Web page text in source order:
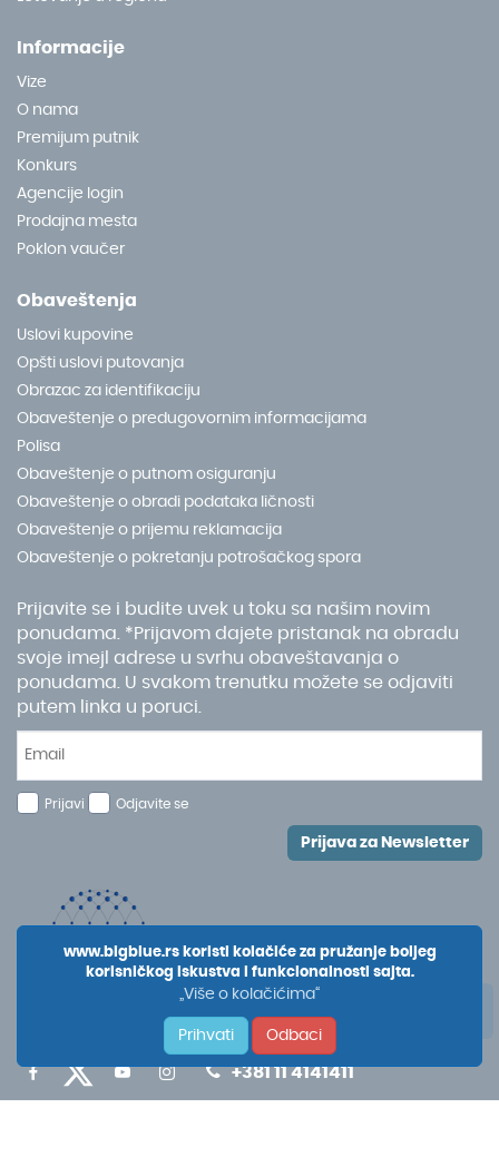
Informacije
Vize
O nama
Premijum putnik
Konkurs
Agencije login
Prodajna mesta
Poklon vaučer
Obaveštenja
Uslovi kupovine
Opšti uslovi putovanja
Obrazac za identifikaciju
Obaveštenje o predugovornim informacijama
Polisa
Obaveštenje o putnom osiguranju
Obaveštenje o obradi podataka ličnosti
Obaveštenje o prijemu reklamacija
Obaveštenje o pokretanju potrošačkog spora
Prijavite se i budite uvek u toku sa našim novim
ponudama. *Prijavom dajete pristanak na obradu
svoje imejl adrese u svrhu obaveštavanja o
ponudama. U svakom trenutku možete se odjaviti
putem linka u poruci.
Prijavi Odjavite se
Prijava za Newsletter
+381 11 4141411
www.bigblue.rs koristi kolačiće za pružanje boljeg
korisničkog iskustva i funkcionalnosti sajta.
„Više o kolačićima“
Prihvati Odbaci